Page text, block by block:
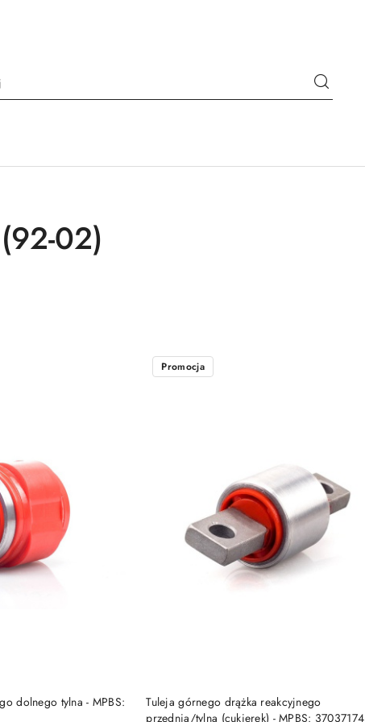
02)
dolnego tylna - MPBS:
Tuleja górnego drążka reakcyjnego
przednia/tylna (cukierek) - MPBS: 37037174
Promocja
DO KOSZYKA